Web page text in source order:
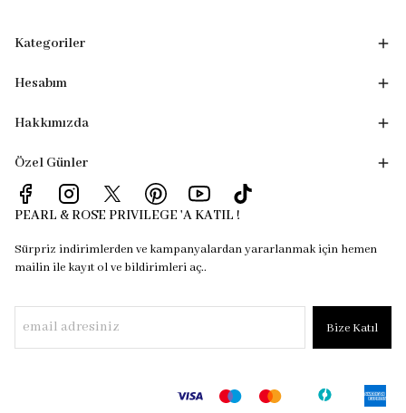
Kategoriler
Hesabım
Hakkımızda
Özel Günler
PEARL & ROSE PRIVILEGE 'A KATIL !
Sürpriz indirimlerden ve kampanyalardan yararlanmak için hemen
mailin ile kayıt ol ve bildirimleri aç..
Bize Katıl